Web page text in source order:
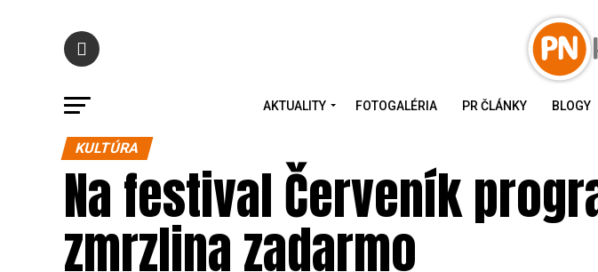
AKTUALITY FOTOGALÉRIA PR ČLÁNKY BLOGY
KULTÚRA
Na festival Červeník
zmrzlina zadarmo